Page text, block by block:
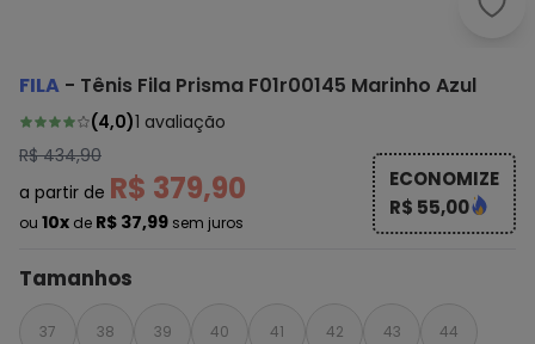
Fila
FILA - Tênis Fila Prisma F01r00145 Marinho Azul
(4,0)1 avaliação
R$ 434,90
a partir de R$ 379,90
ou 10x de R$ 37,99 sem juros
ECONOMIZE
R$ 55,00
Tamanhos
37 38 39 40 41 42 43 44